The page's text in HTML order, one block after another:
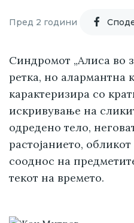
Пред 2 години
Синдромот „Алиса во
ретка, но алармантна
карактеризира со
искривување на
одредено тело,
растојанието,
сооднос на
текот на времето.